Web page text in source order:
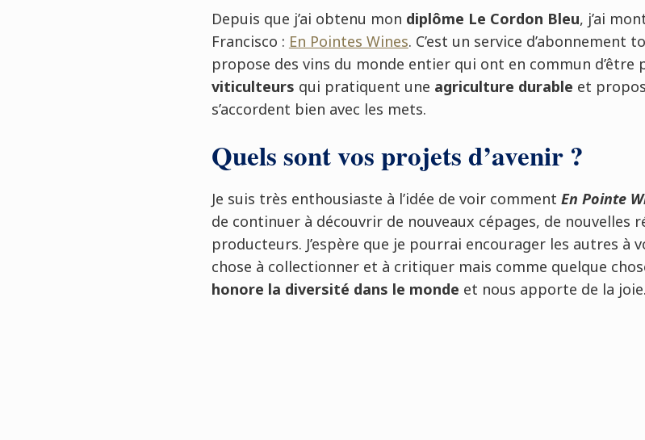
Depuis que j’ai obtenu mon diplôme Le Cordon Bleu, j’ai
Francisco : En Pointes Wines. C’est un service d’abonnement
propose des vins du monde entier qui ont en commun d’être
viticulteurs qui pratiquent une agriculture durable et
s’accordent bien avec les mets.
Quels sont vos projets d’avenir ?
Je suis très enthousiaste à l’idée de voir comment En Pointe
de continuer à découvrir de nouveaux cépages, de nouvelles
producteurs. J’espère que je pourrai encourager les autres à
chose à collectionner et à critiquer mais comme quelque
honore la diversité dans le monde et nous apporte de la joie.